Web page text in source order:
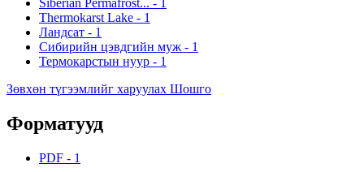
Siberian Permafrost... - 1
Thermokarst Lake - 1
Ландсат - 1
Сибирийн цэвдгийн муж - 1
Термокарстын нуур - 1
Зөвхөн түгээмлийг харуулах Шошго
Форматууд
PDF - 1